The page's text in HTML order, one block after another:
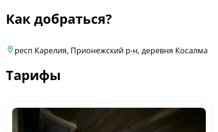
Как добраться?
респ Карелия, Прионежский р-н, деревня Косалма
Тарифы